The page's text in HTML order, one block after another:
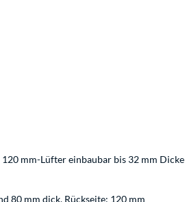
mm-Lüfter einbaubar bis 32 mm Dicke
80 mm dick, Rückseite: 120 mm